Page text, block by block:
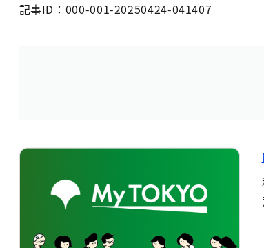
記事ID：000-001-20250424-041407